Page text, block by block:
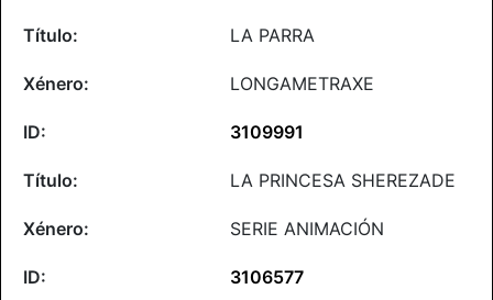
LA PARRA
LONGAMETRAXE
3109991
LA PRINCESA SHEREZADE
SERIE ANIMACIÓN
3106577